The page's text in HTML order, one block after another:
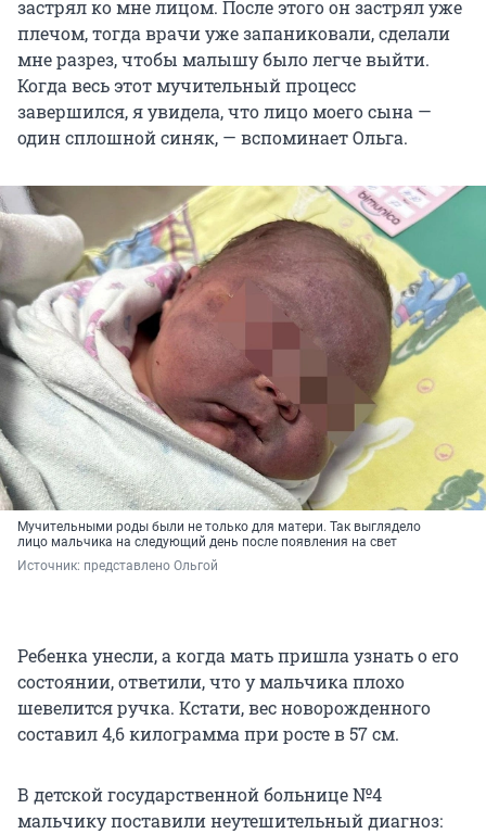
застрял ко мне лицом. После этого он застрял уже
плечом, тогда врачи уже запаниковали, сделали
мне разрез, чтобы малышу было легче выйти.
Когда весь этот мучительный процесс
завершился, я увидела, что лицо моего сына —
один сплошной синяк, — вспоминает Ольга.
Мучительными роды были не только для матери. Так выглядело
лицо мальчика на следующий день после появления на свет
Источник: представлено Ольгой
Ребенка унесли, а когда мать пришла узнать о его
состоянии, ответили, что у мальчика плохо
шевелится ручка. Кстати, вес новорожденного
составил 4,6 килограмма при росте в 57 см.
В детской государственной больнице №4
мальчику поставили неутешительный диагноз: